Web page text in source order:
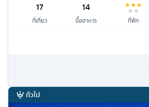
17
ที่เที่ยว
14
มื้ออาหาร ที่พัก
ทั่วไป